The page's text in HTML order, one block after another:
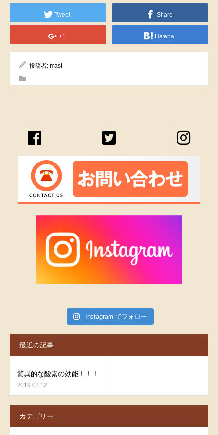
Tweet Share
+1 Hatena
投稿者: mast
Instagram でフォロー
最近の記事
驚異的な酸素の効能！！！
2019.02.12
カテゴリー